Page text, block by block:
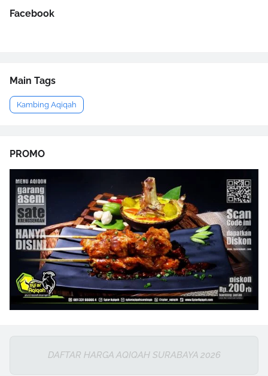
Facebook
Main Tags
Kambing Aqiqah
PROMO
DAFTAR HARGA AQIQAH SURABAYA 2026